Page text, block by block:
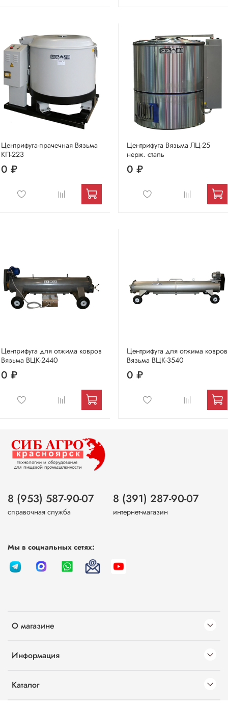
Центрифуга-прачечная Вязьма
КП-223
0 ₽
Центрифуга Вязьма ЛЦ-25
нерж. сталь
0 ₽
Центрифуга для отжима ковров
Вязьма ВЦК-2440
0 ₽
Центрифуга для отжима ковров
Вязьма ВЦК-3540
0 ₽
О магазине
Информация
Каталог
8 (953) 587-90-07
справочная служба
8 (391) 287-90-07
интернет-магазин
Мы в социальных сетях: